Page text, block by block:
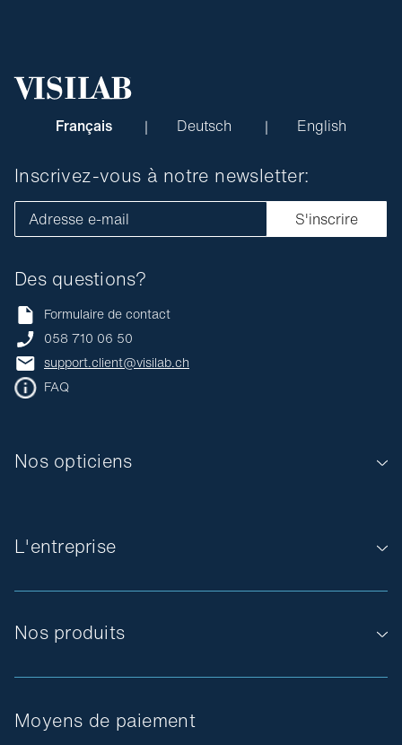
Français Deutsch English
L'entreprise
Nos produits
Nos opticiens
Des questions?
Formulaire de contact
058 710 06 50
support.client@visilab.ch
FAQ
Inscrivez-vous à notre newsletter:
Adresse e-mail S'inscrire
Moyens de paiement